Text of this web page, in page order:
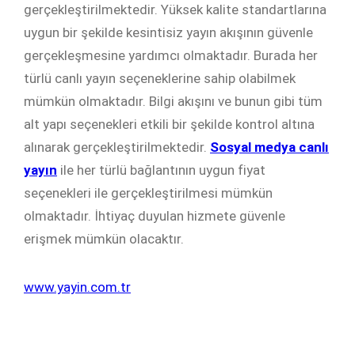
gerçekleştirilmektedir. Yüksek kalite standartlarına
uygun bir şekilde kesintisiz yayın akışının güvenle
gerçekleşmesine yardımcı olmaktadır. Burada her
türlü canlı yayın seçeneklerine sahip olabilmek
mümkün olmaktadır. Bilgi akışını ve bunun gibi tüm
alt yapı seçenekleri etkili bir şekilde kontrol altına
alınarak gerçekleştirilmektedir. Sosyal medya canlı
yayın ile her türlü bağlantının uygun fiyat
seçenekleri ile gerçekleştirilmesi mümkün
olmaktadır. İhtiyaç duyulan hizmete güvenle
erişmek mümkün olacaktır.
www.yayin.com.tr